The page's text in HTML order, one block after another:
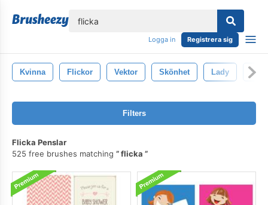
Logga in Registrera sig
Kvinna Flickor Vektor Skönhet Lady
Filters
Flicka Penslar
525 free brushes matching
flicka